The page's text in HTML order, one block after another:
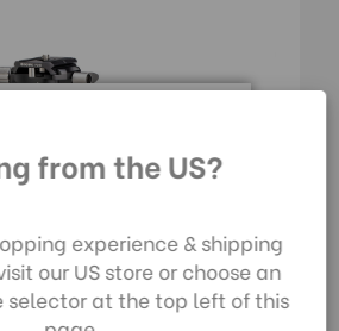
Website
Sie der
unserer
from the US?
experience & shipping
our US store or choose an
selector at the top left of this